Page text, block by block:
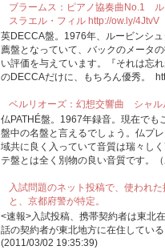
ブラームス：ピアノ協奏曲No.1 ル
スラエル・フィル http://ow.ly/4JtvV
英DECCA盤。1976年、ルービンシ
薦盤となっていて、バックのメータ
い評価を与えています。『それは忘
のDECCAだけに、もちろん優秀。
ベルリオーズ：幻想交響曲 シャル
仏PATHÉ盤。1967年録音。現在でも
盤中の名盤と言えるでしょう。仏プ
域共に良く入っていて音質は瑞々し
テ盤とは全く別物の良い音質です。
入試問題のネット投稿で、使われ
と、京都府警が特定。
<速報>入試投稿、携帯契約者は東北
話の契約者が東北地方に在住してい
(2011/03/02 19:35:39)